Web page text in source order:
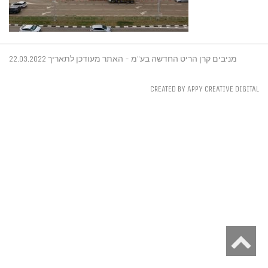
מניבים קרן הריט החדשה בע"מ - האתר מעודכן לתאריך 22.03.2022
CREATED BY APPY CREATIVE DIGITAL